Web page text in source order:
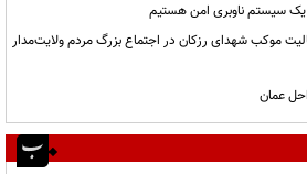
یک سیستم ناوبری امن هستیم
موکب شهدای رزکان در اجتماع بزرگ مردم ولایت‌مدار
عمان